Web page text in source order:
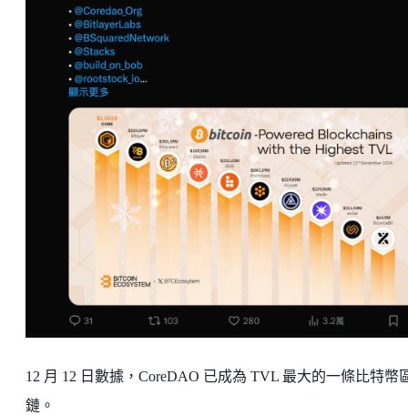
12 月 12 日數據，CoreDAO 已成為 TVL 最大的一條比特幣
鏈。